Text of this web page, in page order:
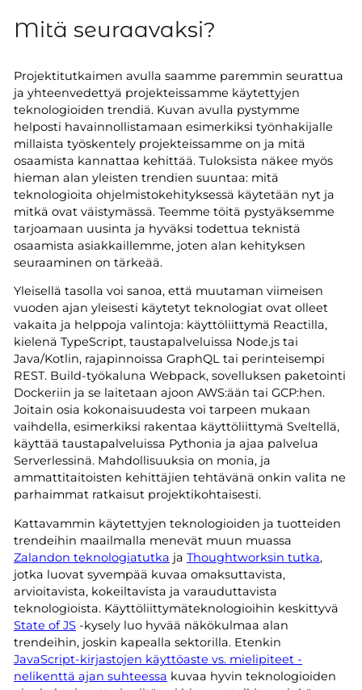
Mitä seuraavaksi?
Projektitutkaimen avulla saamme paremmin seurattua
ja yhteenvedettyä projekteissamme käytettyjen
teknologioiden trendiä. Kuvan avulla pystymme
helposti havainnollistamaan esimerkiksi työnhakijalle
millaista työskentely projekteissamme on ja mitä
osaamista kannattaa kehittää. Tuloksista näkee myös
hieman alan yleisten trendien suuntaa: mitä
teknologioita ohjelmistokehityksessä käytetään nyt ja
mitkä ovat väistymässä. Teemme töitä pystyäksemme
tarjoamaan uusinta ja hyväksi todettua teknistä
osaamista asiakkaillemme, joten alan kehityksen
seuraaminen on tärkeää.
Yleisellä tasolla voi sanoa, että muutaman viimeisen
vuoden ajan yleisesti käytetyt teknologiat ovat olleet
vakaita ja helppoja valintoja: käyttöliittymä Reactilla,
kielenä TypeScript, taustapalveluissa Node.js tai
Java/Kotlin, rajapinnoissa GraphQL tai perinteisempi
REST. Build-työkaluna Webpack, sovelluksen paketointi
Dockeriin ja se laitetaan ajoon AWS:ään tai GCP:hen.
Joitain osia kokonaisuudesta voi tarpeen mukaan
vaihdella, esimerkiksi rakentaa käyttöliittymä Sveltellä,
käyttää taustapalveluissa Pythonia ja ajaa palvelua
Serverlessinä. Mahdollisuuksia on monia, ja
ammattitaitoisten kehittäjien tehtävänä onkin valita ne
parhaimmat ratkaisut projektikohtaisesti.
Kattavammin käytettyjen teknologioiden ja tuotteiden
trendeihin maailmalla menevät muun muassa
Zalandon teknologiatutka ja Thoughtworksin tutka,
jotka luovat syvempää kuvaa omaksuttavista,
arvioitavista, kokeiltavista ja varauduttavista
teknologioista. Käyttöliittymäteknologioihin keskittyvä
State of JS-kysely luo hyvää näkökulmaa alan
trendeihin, joskin kapealla sektorilla. Etenkin
JavaScript-kirjastojen käyttöaste vs. mielipiteet -
nelikenttä ajan suhteessa kuvaa hyvin teknologioiden